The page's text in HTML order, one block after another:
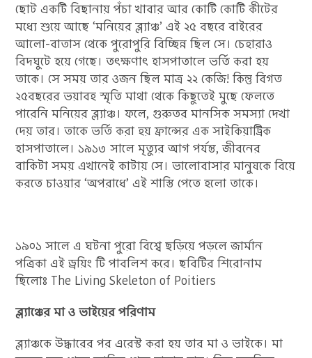
ছোট একটি বিছানায় পঁচা খাবার আর কোটি কোটি কীটের
মধ্যে শুয়ে আছে ‘মনিয়ের ব্ল্যাঞ্চ’ এই ২৫ বছরে বাইরের
আলো-বাতাস থেকে পুরোপুরি বিচ্ছিন্ন ছিল সে। চেহারাও
বিদঘুটে হয়ে গেছে। তৎক্ষণাৎ হাসপাতালে ভর্তি করা হয়
তাকে। সে সময় তার ওজন ছিল মাত্র ২২ কেজি! কিন্তু বিগত
২৫বছরের ভয়াবহ স্মৃতি মাথা থেকে কিছুতেই মুছে ফেলতে
পারেনি মনিয়ের ব্ল্যাঞ্চ। ফলে, গুরুতর মানসিক সমস্যা দেখা
দেয় তার। তাকে ভর্তি করা হয় ফ্রান্সের এক সাইকিয়াট্রিক
হাসপাতালে। ১৯১৩ সালে মৃত্যুর আগ পর্যন্ত, জীবনের
বাকিটা সময় এখানেই কাটায় সে। ভালোবাসার মানুষকে বিয়ে
করতে চাওয়ার ‘অপরাধে’ এই শাস্তি পেতে হলো তাকে।
১৯০১ সালে এ ঘটনা পুরো বিশ্বে ছড়িয়ে পড়লে জার্মান
পত্রিকা এই ড্রয়িং টি পাবলিশ করে। ছবিটির শিরোনাম
ছিলোঃ The Living Skeleton of Poitiers
ব্ল্যাঞ্চের মা ও ভাইয়ের পরিণাম
ব্ল্যাঞ্চকে উদ্ধারের পর এরেস্ট করা হয় তার মা ও ভাইকে। মা